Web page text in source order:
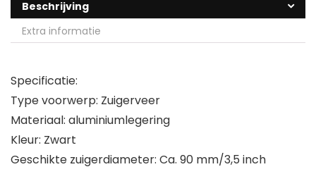
Beschrijving
Extra informatie
Specificatie:
Type voorwerp: Zuigerveer
Materiaal: aluminiumlegering
Kleur: Zwart
Geschikte zuigerdiameter: Ca. 90 mm/3,5 inch